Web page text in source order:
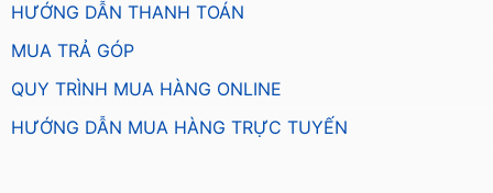
HƯỚNG DẪN THANH TOÁN
MUA TRẢ GÓP
QUY TRÌNH MUA HÀNG ONLINE
HƯỚNG DẪN MUA HÀNG TRỰC TUYẾN